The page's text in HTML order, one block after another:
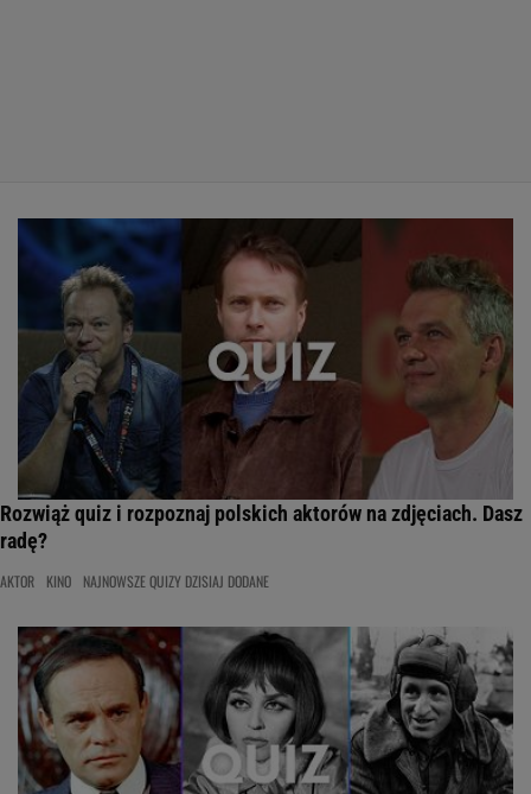
Rozwiąż quiz i rozpoznaj polskich aktorów na zdjęciach. Dasz
radę?
AKTOR KINO NAJNOWSZE QUIZY DZISIAJ DODANE